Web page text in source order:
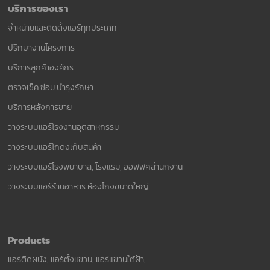
บริการของเรา
จำหน่ายและติดตั้งแอร์ทุกประเภท
ปรึกษางานโครงการ
บริการลูกค้าองค์กร
ตรวจเช็ค ซ่อม บำรุงรักษา
บริการหลังการขาย
วางระบบแอร์โรงงานอุตสาหกรรม
วางระบบแอร์โกดังเก็บสินค้า
วางระบบแอร์โรงพยาบาล, โรงแรม, ออฟฟิศสำนักงาน
วางระบบแอร์ร้านอาหาร ห้องโถงขนาดใหญ่
Products
แอร์ติดผนัง, แอร์ตั้งแขวน, แอร์แขวนใต้ฝ้า,